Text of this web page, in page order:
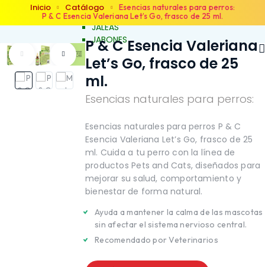
FLORALES
SALUD Y BIENESTAR
JALEAS
JABONES
NATURALES
ESENCIAS FLORALES
PRODUCTOS PARA
ALERGIAS
ARTICULACIONES Y
BELLEZA Y LIMPIEZA
CONDUCTA Y
COMPORTAMIENTO
CONTROL DE PESO
PIEL Y PELAJE
REPELENTE
SALUD DIGESTIVA
SALUD INTERNA
SALUD
SALUD RENAL
Inicio Catálogo
Esencias naturales para perros:
P & C Esencia Valeriana Let’s Go, frasco de 25 ml.
Esencias naturales para perros:
P & C Esencia Valeriana
Let’s Go, frasco de 25
ml.
Esencias naturales para perros P & C
Esencia Valeriana Let’s Go, frasco de 25
ml. Cuida a tu perro con la línea de
productos Pets and Cats, diseñados para
mejorar su salud, comportamiento y
bienestar de forma natural.
Ayuda a mantener la calma de las mascotas
sin afectar el sistema nervioso central.
Recomendado por Veterinarios